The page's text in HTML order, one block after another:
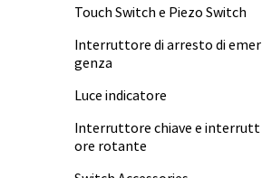
Touch Switch e Piezo Switch
Interruttore di arresto di emer
genza
Luce indicatore
Interruttore chiave e interrutt
ore rotante